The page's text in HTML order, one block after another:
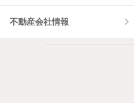
不動産会社情報